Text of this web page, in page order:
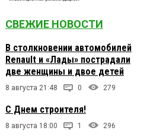
СВЕЖИЕ НОВОСТИ
В столкновении автомобилей
Renault и «Лады» пострадали
две женщины и двое детей
8 августа 21:48 0 279
С Днем строителя!
8 августа 18:00 1 296